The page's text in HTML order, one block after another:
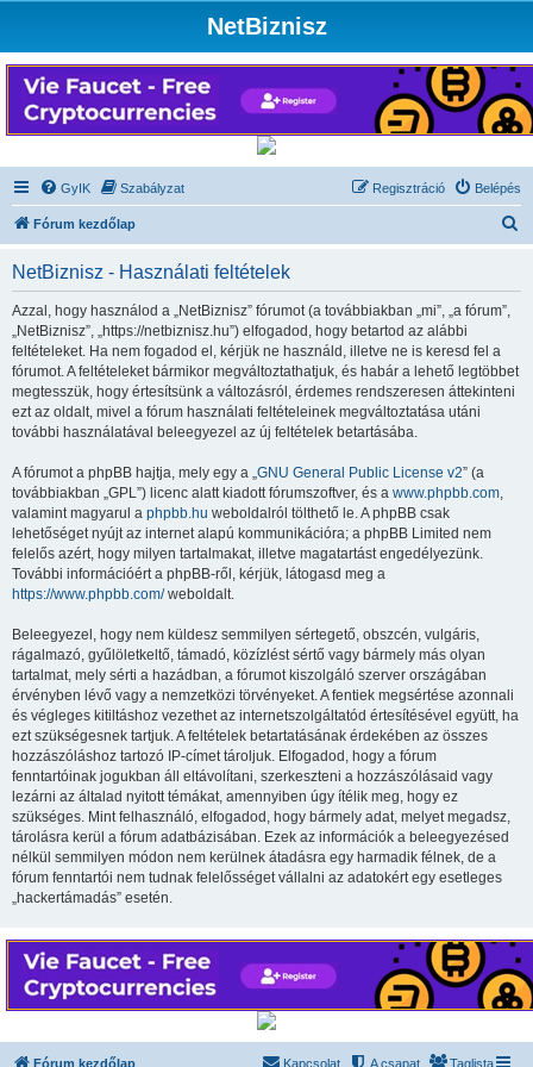
NetBiznisz
GyIK Szabályzat Belépés
Regisztráció
Fórum kezdőlap
NetBiznisz - Használati feltételek
Azzal, hogy használod a „NetBiznisz” fórumot (a továbbiakban „mi”, „a fórum”,
„NetBiznisz”, „https://netbiznisz.hu”) elfogadod, hogy betartod az alábbi
feltételeket. Ha nem fogadod el, kérjük ne használd, illetve ne is keresd fel a
fórumot. A feltételeket bármikor megváltoztathatjuk, és habár a lehető legtöbbet
megtesszük, hogy értesítsünk a változásról, érdemes rendszeresen áttekinteni
ezt az oldalt, mivel a fórum használati feltételeinek megváltoztatása utáni
további használatával beleegyezel az új feltételek betartásába.
A fórumot a phpBB hajtja, mely egy a „GNU General Public License v2” (a
továbbiakban „GPL”) licenc alatt kiadott fórumszoftver, és a www.phpbb.com,
valamint magyarul a phpbb.hu weboldalról tölthető le. A phpBB csak
lehetőséget nyújt az internet alapú kommunikációra; a phpBB Limited nem
felelős azért, hogy milyen tartalmakat, illetve magatartást engedélyezünk.
További információért a phpBB-ről, kérjük, látogasd meg a
https://www.phpbb.com/weboldalt.
Beleegyezel, hogy nem küldesz semmilyen sértegető, obszcén, vulgáris,
rágalmazó, gyűlöletkeltő, támadó, közízlést sértő vagy bármely más olyan
tartalmat, mely sérti a hazádban, a fórumot kiszolgáló szerver országában
érvényben lévő vagy a nemzetközi törvényeket. A fentiek megsértése azonnali
és végleges kitiltáshoz vezethet az internetszolgáltatód értesítésével együtt, ha
ezt szükségesnek tartjuk. A feltételek betartatásának érdekében az összes
hozzászóláshoz tartozó IP-címet tároljuk. Elfogadod, hogy a fórum
fenntartóinak jogukban áll eltávolítani, szerkeszteni a hozzászólásaid vagy
lezárni az általad nyitott témákat, amennyiben úgy ítélik meg, hogy ez
szükséges. Mint felhasználó, elfogadod, hogy bármely adat, melyet megadsz,
tárolásra kerül a fórum adatbázisában. Ezek az információk a beleegyezésed
nélkül semmilyen módon nem kerülnek átadásra egy harmadik félnek, de a
fórum fenntartói nem tudnak felelősséget vállalni az adatokért egy esetleges
„hackertámadás” esetén.
Fórum kezdőlap Taglista
A csapat
Kapcsolat